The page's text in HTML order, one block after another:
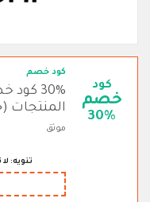
كود
خصم
30%
كود خصم
30%
المنتجات
موثق
تنويه: